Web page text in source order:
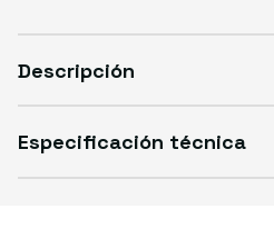
Descripción
Especificación técnica